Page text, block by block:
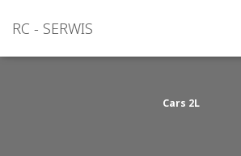
RC - SERWIS
Cars 2L